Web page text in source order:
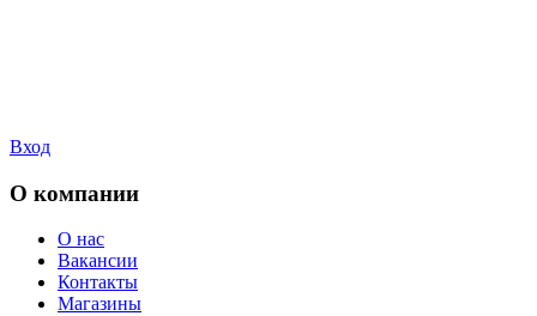
Вход
О компании
О нас
Вакансии
Контакты
Магазины